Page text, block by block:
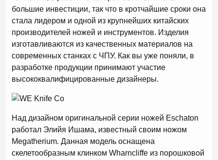
большие инвестиции, так что в кротчайшие сроки она
стала лидером и одной из крупнейших китайских
производителей ножей и инструментов. Изделия
изготавливаются из качественных материалов на
современных станках с ЧПУ. Как вы уже поняли, в
разработке продукции принимают участие
высококвалифицированные дизайнеры.
Над дизайном оригинальной серии ножей Eschaton
работал Элийя Ишама, известный своим ножом
Megatherium. Данная модель оснащена
скелетообразным клинком Wharncliffe из порошковой